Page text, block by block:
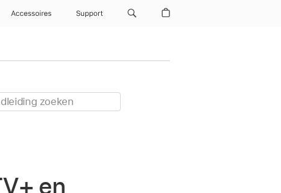
Accessoires Support
en